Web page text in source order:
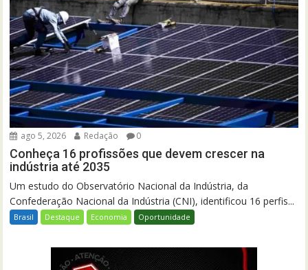
ago 5, 2026 Redação 0
Conheça 16 profissões que devem crescer na
indústria até 2035
Um estudo do Observatório Nacional da Indústria, da
Confederação Nacional da Indústria (CNI), identificou 16 perfis...
Brasil Destaque Economia Oportunidade